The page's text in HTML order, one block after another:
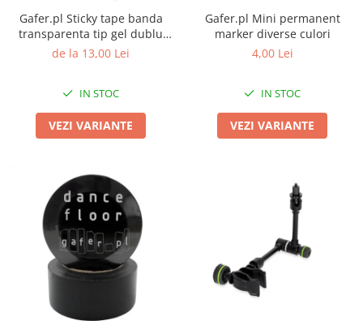
Gafer.pl Sticky tape banda
transparenta tip gel dublu
adeziva rola 5m
de la 13,00 Lei
IN STOC
VEZI VARIANTE
Gafer.pl Mini permanent
marker diverse culori
4,00 Lei
IN STOC
VEZI VARIANTE